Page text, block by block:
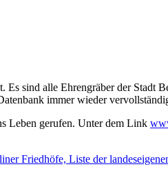
sind alle Ehrengräber der Stadt
immer wieder
Leben gerufen. Unter dem Link
Friedhöfe, Liste der